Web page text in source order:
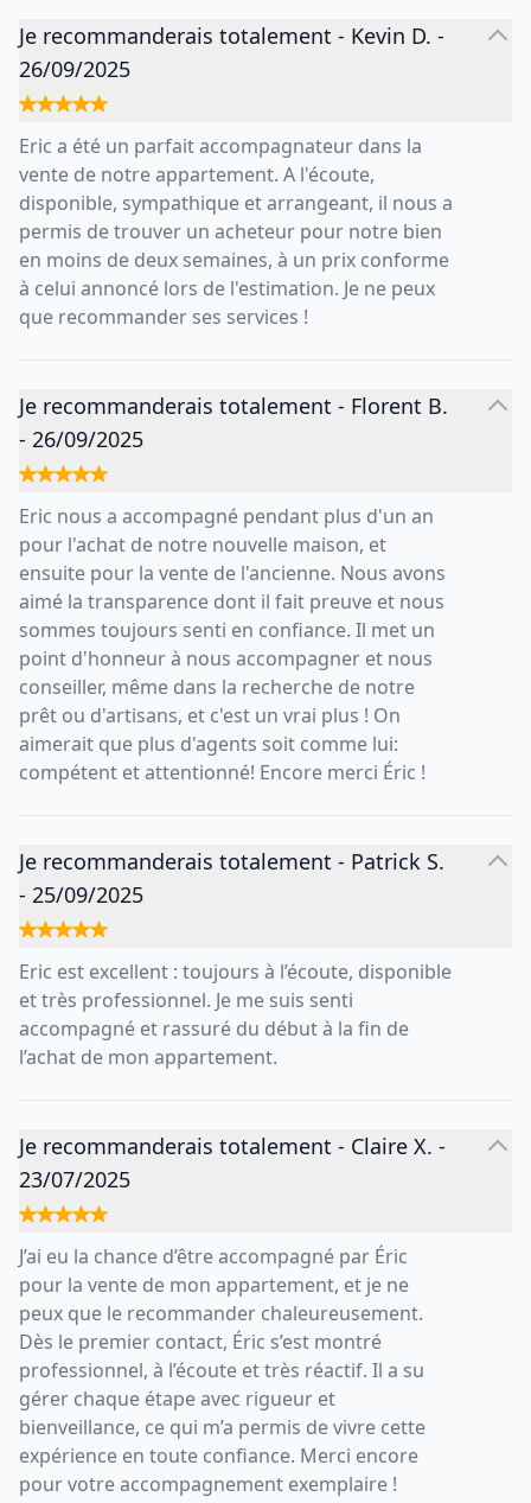
Je recommanderais totalement - Kevin D. -
26/09/2025
Eric a été un parfait accompagnateur dans la
vente de notre appartement. A l'écoute,
disponible, sympathique et arrangeant, il nous a
permis de trouver un acheteur pour notre bien
en moins de deux semaines, à un prix conforme
à celui annoncé lors de l'estimation. Je ne peux
que recommander ses services !
Je recommanderais totalement - Florent B.
- 26/09/2025
Eric nous a accompagné pendant plus d'un an
pour l'achat de notre nouvelle maison, et
ensuite pour la vente de l'ancienne. Nous avons
aimé la transparence dont il fait preuve et nous
sommes toujours senti en confiance. Il met un
point d'honneur à nous accompagner et nous
conseiller, même dans la recherche de notre
prêt ou d'artisans, et c'est un vrai plus ! On
aimerait que plus d'agents soit comme lui:
compétent et attentionné! Encore merci Éric !
Je recommanderais totalement - Patrick S.
- 25/09/2025
Eric est excellent : toujours à l’écoute, disponible
et très professionnel. Je me suis senti
accompagné et rassuré du début à la fin de
l’achat de mon appartement.
Je recommanderais totalement - Claire X. -
23/07/2025
J’ai eu la chance d’être accompagné par Éric
pour la vente de mon appartement, et je ne
peux que le recommander chaleureusement.
Dès le premier contact, Éric s’est montré
professionnel, à l’écoute et très réactif. Il a su
gérer chaque étape avec rigueur et
bienveillance, ce qui m’a permis de vivre cette
expérience en toute confiance. Merci encore
pour votre accompagnement exemplaire !